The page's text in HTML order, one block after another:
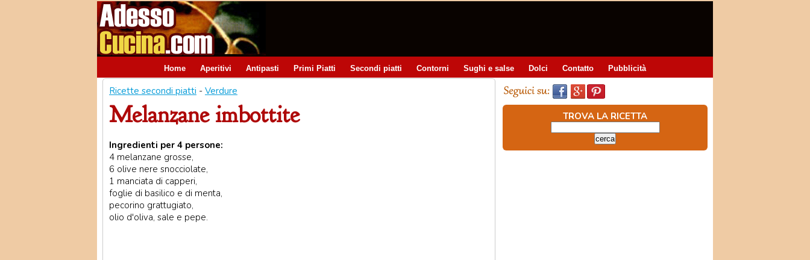
Home Aperitivi Antipasti Primi Piatti Secondi piatti Contorni Sughi e salse Dolci Contatto Pubblicità
Ricette secondi piatti - Verdure
Melanzane imbottite
Ingredienti per 4 persone:
4 melanzane grosse,
6 olive nere snocciolate,
1 manciata di capperi,
foglie di basilico e di menta,
pecorino grattugiato,
olio d'oliva, sale e pepe.
TROVA LA RICETTA